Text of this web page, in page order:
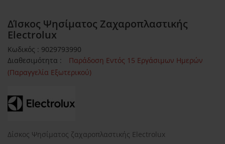
∆ίσκος Ψησίµατος Ζαχαροπλαστικής
Electrolux
Κωδικός : 9029793990
Διαθεσιμότητα :
Παράδοση Εντός 15 Εργάσιμων Ημερών
(Παραγγελία Εξωτερικού)
∆ίσκος Ψησίµατος ζαχαροπλαστικής Electrolux